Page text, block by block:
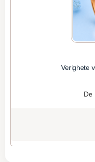
Verighete
De